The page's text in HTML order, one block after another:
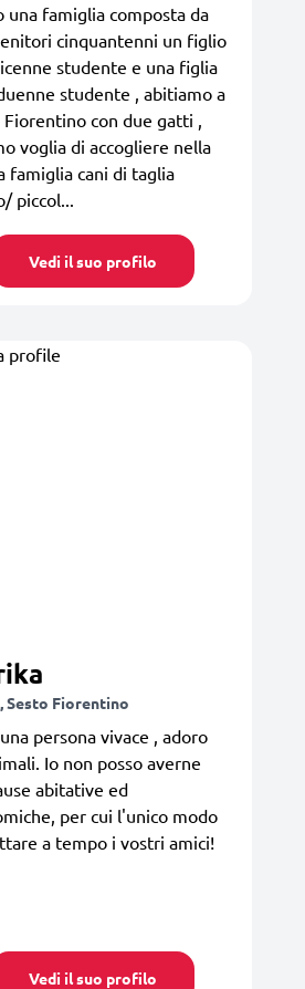
una famiglia composta da
cinquantenni un figlio
studente e una figlia
studente , abitiamo a
Fiorentino con due gatti ,
voglia di accogliere nella
famiglia cani di taglia
piccol...
Vedi il suo profilo
Sesto Fiorentino
persona vivace , adoro
Io non posso averne
abitative ed
per cui l'unico modo
a tempo i vostri amici!
Vedi il suo profilo